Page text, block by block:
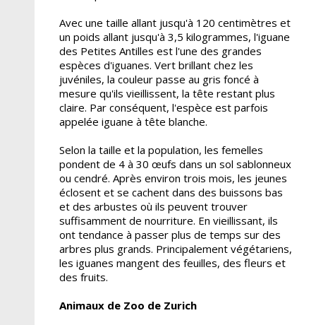
Avec une taille allant jusqu'à 120 centimètres et
un poids allant jusqu'à 3,5 kilogrammes, l'iguane
des Petites Antilles est l'une des grandes
espèces d'iguanes. Vert brillant chez les
juvéniles, la couleur passe au gris foncé à
mesure qu'ils vieillissent, la tête restant plus
claire. Par conséquent, l'espèce est parfois
appelée iguane à tête blanche.
Selon la taille et la population, les femelles
pondent de 4 à 30 œufs dans un sol sablonneux
ou cendré. Après environ trois mois, les jeunes
éclosent et se cachent dans des buissons bas
et des arbustes où ils peuvent trouver
suffisamment de nourriture. En vieillissant, ils
ont tendance à passer plus de temps sur des
arbres plus grands. Principalement végétariens,
les iguanes mangent des feuilles, des fleurs et
des fruits.
Animaux de Zoo de Zurich